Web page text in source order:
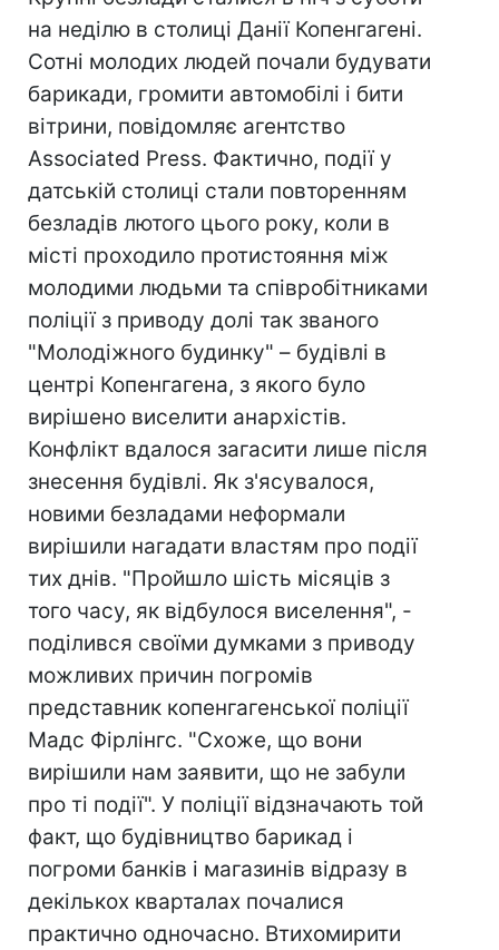
на неділю в столиці Данії Копенгагені.
Сотні молодих людей почали будувати
барикади, громити автомобілі і бити
вітрини, повідомляє агентство
Associated Press. Фактично, події у
датській столиці стали повторенням
безладів лютого цього року, коли в
місті проходило протистояння між
молодими людьми та співробітниками
поліції з приводу долі так званого
"Молодіжного будинку" – будівлі в
центрі Копенгагена, з якого було
вирішено виселити анархістів.
Конфлікт вдалося загасити лише після
знесення будівлі. Як з'ясувалося,
новими безладами неформали
вирішили нагадати властям про події
тих днів. "Пройшло шість місяців з
того часу, як відбулося виселення", -
поділився своїми думками з приводу
можливих причин погромів
представник копенгагенської поліції
Мадс Фірлінгс. "Схоже, що вони
вирішили нам заявити, що не забули
про ті події". У поліції відзначають той
факт, що будівництво барикад і
погроми банків і магазинів відразу в
декількох кварталах почалися
практично одночасно. Втихомирити